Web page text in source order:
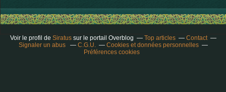
Voir le profil de Siratussur le portail Overblog Top articles
Contact
Signaler un abus
C.G.U.
Cookies et données personnelles
Préférences cookies